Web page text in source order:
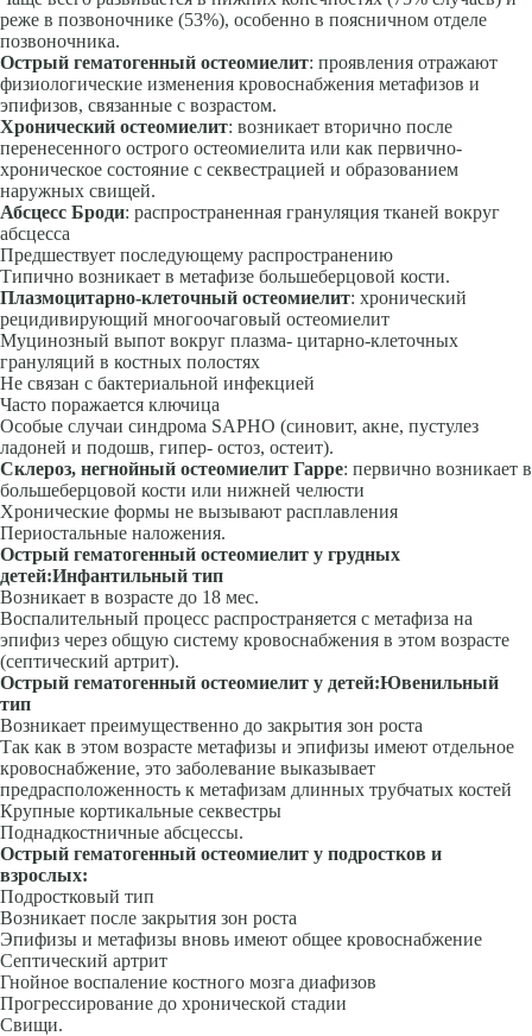
реже в позвоночнике (53%), особенно в поясничном отделе
позвоночника.
Острый гематогенный остеомиелит: проявления отражают
физиоло­гические изменения кровоснабжения метафизов и
эпифизов, связанные с возрастом.
Хронический остеомиелит: возникает вторично после
перенесенного острого остеомиелита или как первично-
хроническое состояние с сек­вестрацией и образованием
наружных свищей.
Абсцесс Броди: распространенная грануляция тканей вокруг
абсцесса
Предшествует последующему распространению
Типично возникает в метафизе большеберцовой кости.
Плазмоцитарно-клеточный остеомиелит: хронический
рецидивирую­щий многоочаговый остеомиелит
Муцинозный выпот вокруг плазма- цитарно-клеточных
грануляций в костных полостях
Не связан с бак­териальной инфекцией
Часто поражается ключица
Особые случаи синдрома SAPHО (синовит, акне, пустулез
ладоней и подошв, гипер- остоз, остеит).
Склероз, негнойный остеомиелит Гарре: первично возникает в
боль­шеберцовой кости или нижней челюсти
Хронические формы не вы­зывают расплавления
Периостальные наложения.
Острый гематогенный остеомиелит у грудных
детей:Инфантильный тип
Возникает в возрасте до 18 мес.
Воспалительный процесс распро­страняется с метафиза на
эпифиз через общую систему кровоснабжения в этом возрасте
(септический артрит).
Острый гематогенный остеомиелит у детей:Ювенильный
тип
Воз­никает преимущественно до закрытия зон роста
Так как в этом возрасте метафизы и эпифизы имеют отдельное
кровоснабжение, это заболевание выказывает
предрасположенность к метафизам длинных трубчатых ко­стей
Крупные кортикальные секвестры
Поднадкостничные абсцессы.
Острый гематогенный остеомиелит у подростков и
взрослых:
Подрост­ковый тип
Возникает после закрытия зон роста
Эпифизы и метафи­зы вновь имеют общее кровоснабжение
Септический артрит
Гнойное воспаление костного мозга диафизов
Прогрессирование до хронической стадии
Свищи.